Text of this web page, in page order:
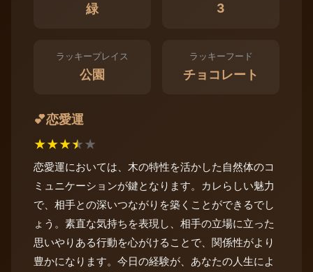
緑 3
ラッキープレイス
公園
ラッキーフード
チョコレート
💕恋愛運
★★★★★
恋愛運においては、木の特性を活かした自然体のコ
ミュニケーションが鍵となります。カレらしい魅力
で、相手との深いつながりを築くことができるでし
ょう。素直な気持ちを表現し、相手の立場に立った
思いやりある行動を心がけることで、関係性がより
豊かになります。今日の経験が、あなたの人生によ